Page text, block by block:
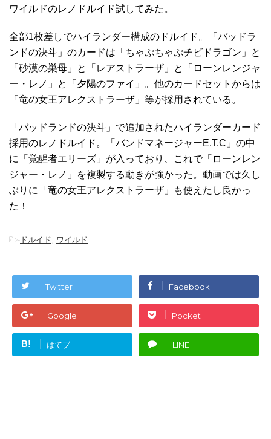
ワイルドのレノドルイド試してみた。
全部1枚差しでハイランダー構成のドルイド。「バッドラ
ンドの決斗」のカードは「ちゃぷちゃぷチビドラゴン」と
「砂漠の巣母」と「レアストラーザ」と「ローンレンジャ
ー・レノ」と「夕陽のファイ」。他のカードセットからは
「竜の女王アレクストラーザ」等が採用されている。
「バッドランドの決斗」で追加されたハイランダーカード
採用のレノドルイド。「バンドマネージャーE.T.C」の中
に「覚醒者エリーズ」が入っており、これで「ローンレン
ジャー・レノ」を複製する動きが強かった。動画では久し
ぶりに「竜の女王アレクストラーザ」も使えたし良かっ
た！
- ドルイド, ワイルド
Twitter Facebook
Google+ Pocket
B! はてブ LINE